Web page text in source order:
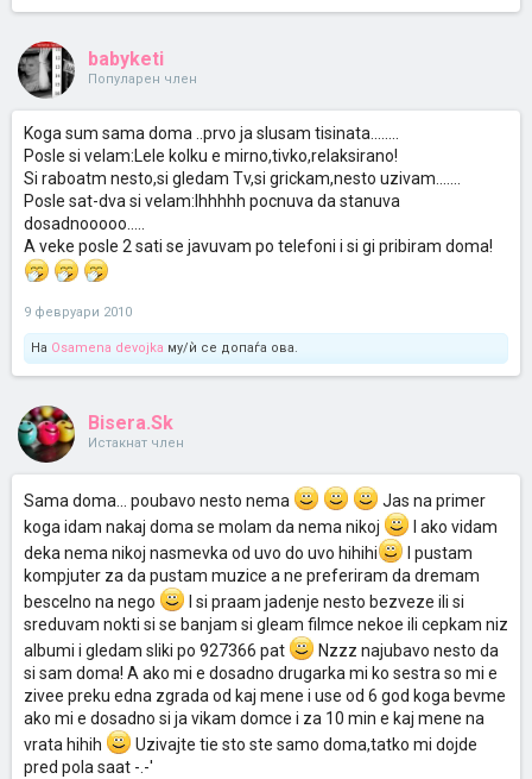
babyketi
Популарен член
Koga sum sama doma ..prvo ja slusam tisinata........
Posle si velam:Lele kolku e mirno,tivko,relaksirano!
Si raboatm nesto,si gledam Tv,si grickam,nesto uzivam.......
Posle sat-dva si velam:Ihhhhh pocnuva da stanuva
dosadnooooo.....
A veke posle 2 sati se javuvam po telefoni i si gi pribiram doma!
9 февруари 2010
На Osamena devojka му/ѝ се допаѓа ова.
Bisera.Sk
Истакнат член
Sama doma... poubavo nesto nema
Jas na primer
koga idam nakaj doma se molam da nema nikoj
I ako vidam
deka nema nikoj nasmevka od uvo do uvo hihihi
I pustam
kompjuter za da pustam muzice a ne preferiram da dremam
bescelno na nego
I si praam jadenje nesto bezveze ili si
sreduvam nokti si se banjam si gleam filmce nekoe ili cepkam niz
albumi i gledam sliki po 927366 pat
Nzzz najubavo nesto da
si sam doma! A ako mi e dosadno drugarka mi ko sestra so mi e
zivee preku edna zgrada od kaj mene i use od 6 god koga bevme
ako mi e dosadno si ja vikam domce i za 10 min e kaj mene na
vrata hihih
Uzivajte tie sto ste samo doma,tatko mi dojde
pred pola saat -.-'